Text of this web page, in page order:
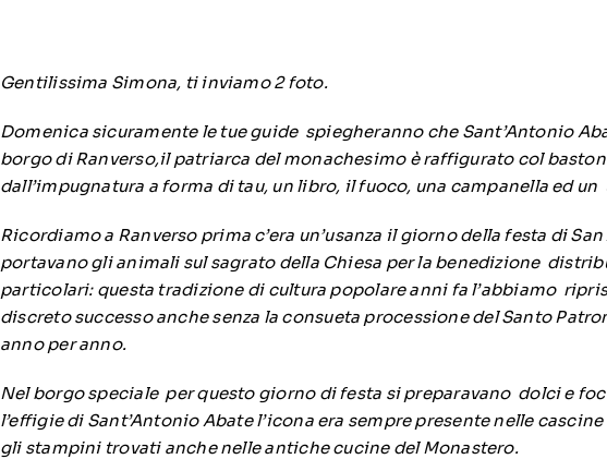
Gentilissima Simona, ti inviamo 2 foto.
Domenica sicuramente le tue guide spiegheranno che Sant’Antonio
borgo di Ranverso,il patriarca del monachesimo è raffigurato col
dall’impugnatura a forma di tau, un libro, il fuoco, una campanella ed
Ricordiamo a Ranverso prima c’era un’usanza il giorno della festa di
portavano gli animali sul sagrato della Chiesa per la benedizione
particolari: questa tradizione di cultura popolare anni fa l’abbiamo
discreto successo anche senza la consueta processione del Santo
anno per anno.
Nel borgo speciale per questo giorno di festa si preparavano dolci e
l’effigie di Sant’Antonio Abate l’icona era sempre presente nelle
gli stampini trovati anche nelle antiche cucine del Monastero.